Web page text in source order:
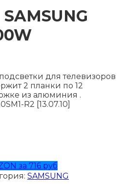
для телевизоров
2 планки по 12
из алюминия .
R2 [13.07.10]
за 716 руб
SAMSUNG